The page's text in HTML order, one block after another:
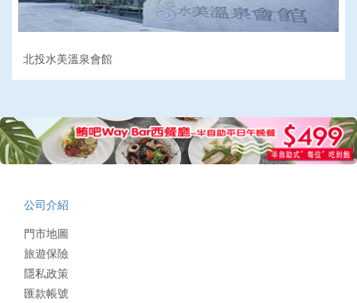
北投水美溫泉會館
公司介紹
門市地圖
旅遊保險
隱私政策
匯款帳號